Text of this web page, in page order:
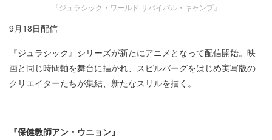
『ジュラシック・ワールド サバイバル・キャンプ』
9月18日配信
『ジュラシック』シリーズが新たにアニメとなって配信開始。映
画と同じ時間軸を舞台に描かれ、スピルバーグをはじめ実写版の
クリエイターたちが集結、新たなスリルを描く。
『保健教師アン・ウニョン』